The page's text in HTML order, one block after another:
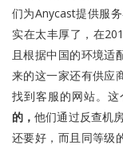
们为Anycast提供服
实在太丰厚了，在
且根据中国的环境适
来的这一家还有供应
找到客服的网站。这
的，他们通过反查机
还要好，而且同等级